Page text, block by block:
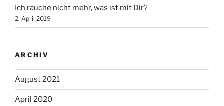
Ich rauche nicht mehr, was ist mit Dir?
2. April 2019
ARCHIV
August 2021
April 2020